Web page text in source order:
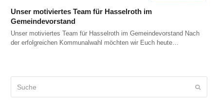
Unser motiviertes Team für Hasselroth im
Gemeindevorstand
Unser motiviertes Team für Hasselroth im Gemeindevorstand Nach
der erfolgreichen Kommunalwahl möchten wir Euch heute…